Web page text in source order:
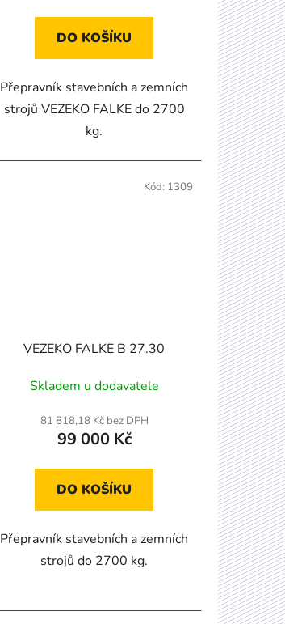
DO KOŠÍKU
Přepravník stavebních a zemních
strojů VEZEKO FALKE do 2700
kg.
VEZEKO FALKE B 27.30
Skladem u dodavatele
81 818,18 Kč bez DPH
99 000 Kč
DO KOŠÍKU
Přepravník stavebních a zemních
strojů do 2700 kg.
Kód: 1309